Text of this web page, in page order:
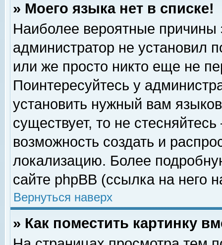
» Моего языка нет в списке!
Наиболее вероятные причины
администратор не установил
или же просто никто еще не
Поинтересуйтесь у
установить нужный вам
существует, то не
возможность создать и
локализацию. Более
сайте phpBB (ссылка на него
Вернуться наверх
» Как поместить картинку